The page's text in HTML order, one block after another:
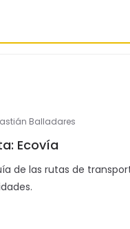
Balladares
Ecovía
de las rutas de